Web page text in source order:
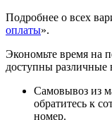
Подробнее о всех
оплаты».
Экономьте время на
доступны различные
Самовывоз из
обратитесь к
номер.